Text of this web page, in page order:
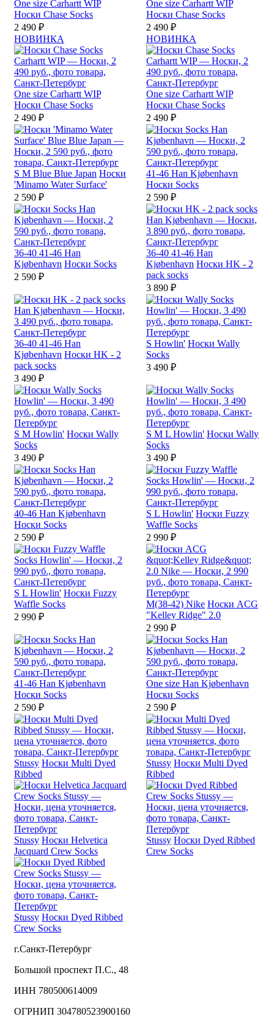
One size Carhartt WIP
Носки Chase Socks
2 490 ₽
One size Carhartt WIP
Носки Chase Socks
2 490 ₽
НОВИНКА
One size Carhartt WIP
Носки Chase Socks
2 490 ₽
НОВИНКА
One size Carhartt WIP
Носки Chase Socks
2 490 ₽
S M Blue Blue Japan Носки
'Minamo Water Surface'
2 590 ₽
41-46 Han Kjøbenhavn
Носки Socks
2 590 ₽
36-40 41-46 Han
Kjøbenhavn Носки Socks
2 590 ₽
36-40 41-46 Han
Kjøbenhavn Носки HK - 2
pack socks
3 890 ₽
36-40 41-46 Han
Kjøbenhavn Носки HK - 2
pack socks
3 490 ₽
S Howlin' Носки Wally
Socks
3 490 ₽
S M Howlin' Носки Wally
Socks
3 490 ₽
S M L Howlin' Носки Wally
Socks
3 490 ₽
40-46 Han Kjøbenhavn
Носки Socks
2 590 ₽
S L Howlin' Носки Fuzzy
Waffle Socks
2 990 ₽
S L Howlin' Носки Fuzzy
Waffle Socks
2 990 ₽
M(38-42) Nike Носки ACG
"Kelley Ridge" 2.0
2 990 ₽
41-46 Han Kjøbenhavn
Носки Socks
2 590 ₽
One size Han Kjøbenhavn
Носки Socks
2 590 ₽
Stussy Носки Multi Dyed
Ribbed
Stussy Носки Multi Dyed
Ribbed
Stussy Носки Helvetica
Jacquard Crew Socks
Stussy Носки Dyed Ribbed
Crew Socks
Stussy Носки Dyed Ribbed
Crew Socks
г.Санкт-Петербург
Большой проспект П.С., 48
ИНН 780500614009
ОГРНИП 304780523900160